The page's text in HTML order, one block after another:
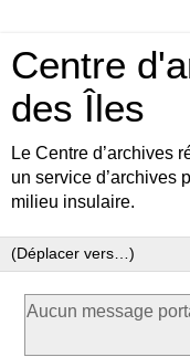
Centre
des Îles
Le Centre d’archives
un service d’archives
milieu insulaire.
Aucun message